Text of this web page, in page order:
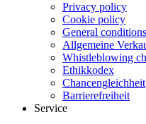
Privacy policy
Cookie policy
General
Allgemeine
Whistleblowing
Ethikkodex
Chancengleichheit
Barrierefreiheit
Service